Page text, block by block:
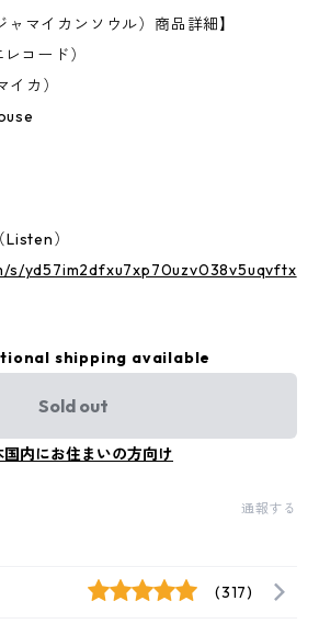
ャマイカンソウル）商品詳細】
コード）
カ）
）
s/yd57im2dfxu7xp70uzv038v5uqvftx
shipping available
Sold out
国内にお住まいの方向け
通報する
(317)